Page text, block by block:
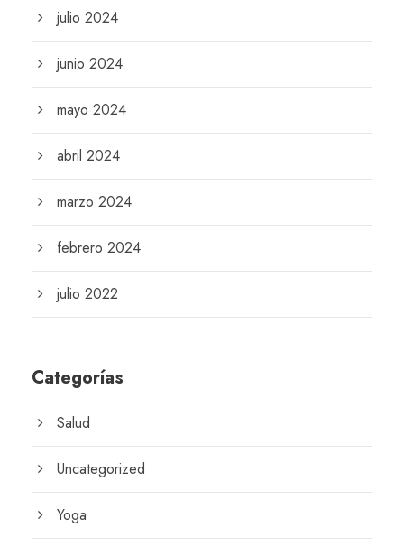
julio 2024
junio 2024
mayo 2024
abril 2024
marzo 2024
febrero 2024
julio 2022
Categorías
Salud
Uncategorized
Yoga